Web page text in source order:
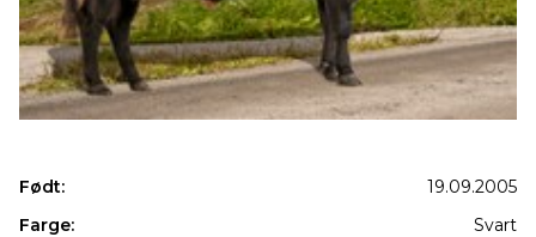
Født:
19.09.2005
Farge:
Svart